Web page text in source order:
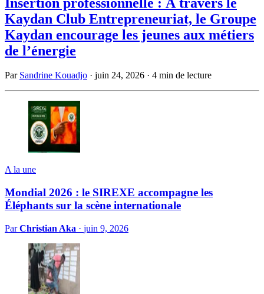
Kaydan Club Entrepreneuriat, le Groupe
Kaydan encourage les jeunes aux métiers
de l’énergie
Par Sandrine Kouadjo · juin 24, 2026 · 4 min de lecture
A la une
Mondial 2026 : le SIREXE accompagne les
Éléphants sur la scène internationale
ParChristian Aka · juin 9, 2026